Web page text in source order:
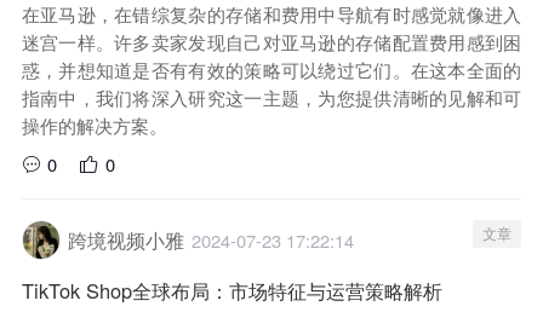
在亚马逊，在错综复杂的存储和费用中导航有时感觉就像进入
迷宫一样。许多卖家发现自己对亚马逊的存储配置费用感到困
惑，并想知道是否有有效的策略可以绕过它们。在这本全面的
指南中，我们将深入研究这一主题，为您提供清晰的见解和可
操作的解决方案。
0
0
跨境视频小雅 2024-07-23 17:22:14 文章
TikTok Shop全球布局：市场特征与运营策略解析